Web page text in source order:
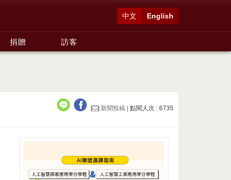
English
中文
捐贈 訪客
新聞投稿 |點閱人次 : 6735